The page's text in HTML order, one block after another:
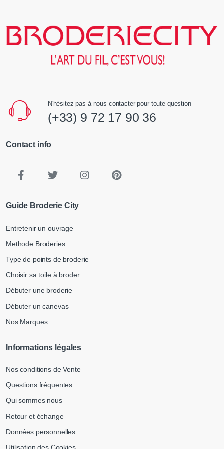
N'hésitez pas à nous contacter pour toute question
(+33) 9 72 17 90 36
Contact info
Guide Broderie City
Entretenir un ouvrage
Methode Broderies
Type de points de broderie
Choisir sa toile à broder
Débuter une broderie
Débuter un canevas
Nos Marques
Informations légales
Nos conditions de Vente
Questions fréquentes
Qui sommes nous
Retour et échange
Données personnelles